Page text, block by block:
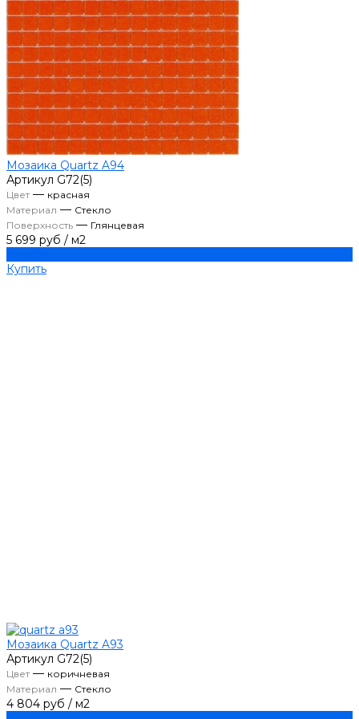
Мозаика Quartz A94
Артикул G72(5)
Цвет— красная
Материал — Стекло
Поверхность — Глянцевая
5 699 руб / м2
Купить
Мозаика Quartz A93
Артикул G72(5)
Цвет— коричневая
Материал — Стекло
4 804 руб / м2